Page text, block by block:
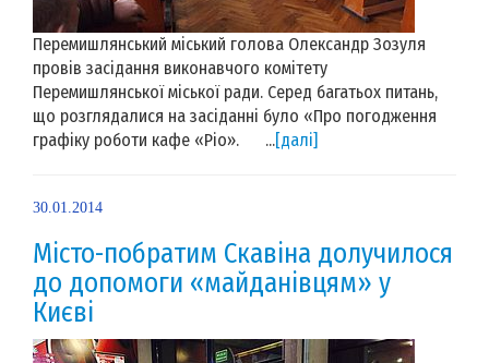
Перемишлянський міський голова Олександр Зозуля
провів засідання виконавчого комітету
Перемишлянської міської ради. Серед багатьох питань,
що розглядалися на засіданні було «Про погодження
графіку роботи кафе «Ріо». ...[далі]
30.01.2014
Місто-побратим Скавіна долучилося
до допомоги «майданівцям» у
Києві